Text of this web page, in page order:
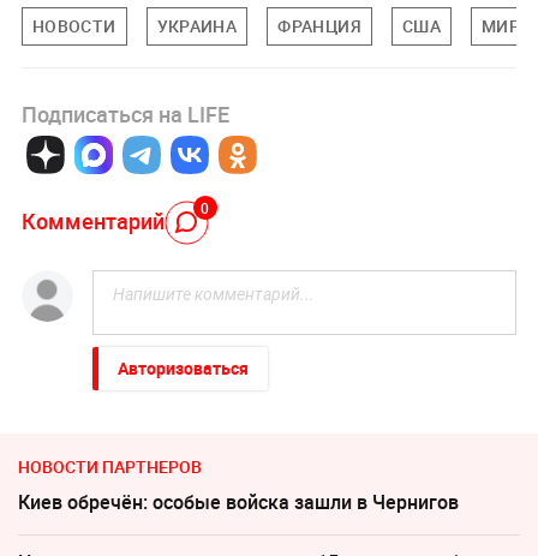
НОВОСТИ УКРАИНА ФРАНЦИЯ США
Подписаться на LIFE
Комментарий 0
Авторизоваться
НОВОСТИ ПАРТНЕРОВ
Киев обречён: особые войска зашли в Чернигов